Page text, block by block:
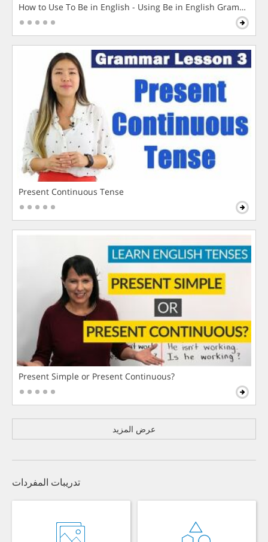
How to Use To Be in English - Using Be in English Grammar
Present Continuous Tense
Present Simple or Present Continuous?
عرض المزيد
تدريبات المفردات